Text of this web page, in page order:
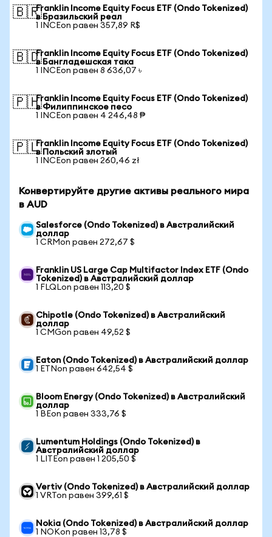
🇧🇷Franklin Income Equity Focus ETF (Ondo Tokenized)
в Бразильский реал
1 INCEon равен 357,89 R$
🇧🇩Franklin Income Equity Focus ETF (Ondo Tokenized)
в Бангладешская така
1 INCEon равен 8 636,07 ৳
🇵🇭Franklin Income Equity Focus ETF (Ondo Tokenized)
в Филиппинское песо
1 INCEon равен 4 246,48 ₱
🇵🇱Franklin Income Equity Focus ETF (Ondo Tokenized)
в Польский злотый
1 INCEon равен 260,46 zł
Конвертируйте другие активы реального мира
в AUD
Salesforce (Ondo Tokenized) в Австралийский
доллар
1 CRMon равен 272,67 $
Franklin US Large Cap Multifactor Index ETF (Ondo
Tokenized) в Австралийский доллар
1 FLQLon равен 113,20 $
Chipotle (Ondo Tokenized) в Австралийский
доллар
1 CMGon равен 49,52 $
Eaton (Ondo Tokenized) в Австралийский доллар
1 ETNon равен 642,54 $
Bloom Energy (Ondo Tokenized) в Австралийский
доллар
1 BEon равен 333,76 $
Lumentum Holdings (Ondo Tokenized) в
Австралийский доллар
1 LITEon равен 1 205,50 $
Vertiv (Ondo Tokenized) в Австралийский доллар
1 VRTon равен 399,61 $
Nokia (Ondo Tokenized) в Австралийский доллар
1 NOKon равен 13,78 $